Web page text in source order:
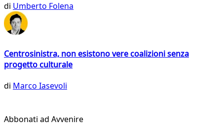
di Umberto Folena
Centrosinistra, non esistono vere coalizioni senza
progetto culturale
di Marco Iasevoli
Abbonati ad Avvenire